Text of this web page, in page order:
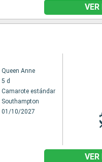
Queen Anne
5 d
Camarote estándar
Southampton
01/10/2027